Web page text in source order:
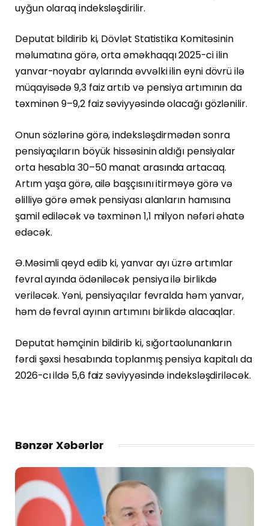
uyğun olaraq indeksləşdirilir.
Deputat bildirib ki, Dövlət Statistika Komitəsinin
məlumatına görə, orta əməkhaqqı 2025-ci ilin
yanvar-noyabr aylarında əvvəlki ilin eyni dövrü ilə
müqayisədə 9,3 faiz artıb və pensiya artımının da
təxminən 9–9,2 faiz səviyyəsində olacağı gözlənilir.
Onun sözlərinə görə, indeksləşdirmədən sonra
pensiyaçıların böyük hissəsinin aldığı pensiyalar
orta hesabla 30–50 manat arasında artacaq.
Artım yaşa görə, ailə başçısını itirməyə görə və
əlilliyə görə əmək pensiyası alanların hamısına
şamil ediləcək və təxminən 1,1 milyon nəfəri əhatə
edəcək.
Ə.Məsimli qeyd edib ki, yanvar ayı üzrə artımlar
fevral ayında ödəniləcək pensiya ilə birlikdə
veriləcək. Yəni, pensiyaçılar fevralda həm yanvar,
həm də fevral ayının artımını birlikdə alacaqlar.
Deputat həmçinin bildirib ki, sığortaolunanların
fərdi şəxsi hesabında toplanmış pensiya kapitalı da
2026-cı ildə 5,6 faiz səviyyəsində indeksləşdiriləcək.
Bənzər Xəbərlər